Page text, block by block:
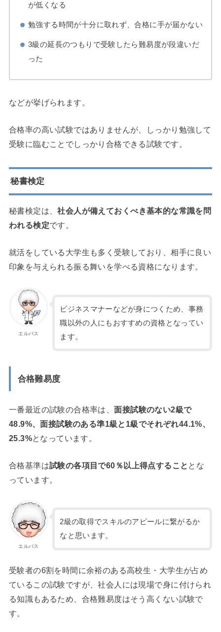
が低くなる
勉強する時間が十分に取れず、合格に手が届かない
3級の延長のつもりで受験したら難易度が段違いだ
った
などが挙げられます。
合格率の高い試験ではありませんが、しっかり勉強して
受験に臨むことでしっかり合格できる試験です。
秘書検定
秘書検定は、社会人が備えておくべき基本的な常識を問
われる検定です。
就活をしている大学生も多く受験しており、相手に良い
印象を与えられる振る舞いを学べる資格になります。
エルバス
ビジネスマナーなどが身につくため、事務
職以外の人にもおすすめの資格となってい
ます。
合格難易度
一番最近の試験の合格率は、面接試験のない2級で
48.9%、面接試験のある準1級と1級でそれぞれ44.1%、
25.3%となっています。
合格基準は試験の各項目で60％以上得点すること とな
っています。
エルバス
2級の取得でスキルのアピールに繋がるか
なと思います。
受験者の6割を時間に余裕のある高校生・大学生が占め
ているこの試験ですが、社会人には現場で身に付けられ
る知識もあるため、合格難易度はそう高くない試験で
す。